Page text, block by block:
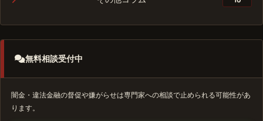
無料相談受付中
闇金・違法金融の督促や嫌がらせは専門家への相談で止められる可能性があ
ります。